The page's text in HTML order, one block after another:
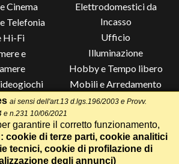
Cinema
Telefonia
Hi-Fi
e
e
Elettrodomestici da
Incasso
Ufficio
Illuminazione
Hobby e Tempo libero
Mobili e Arredamento
Lista di Nozze
ai sensi dell'art.13 d.lgs.196/2003 e Provv.
e n.231 10/06/2021
garantire il corretto funzionamento,
: cookie di terze parti, cookie analitici
tecnici, cookie di profilazione di
degli annunci)